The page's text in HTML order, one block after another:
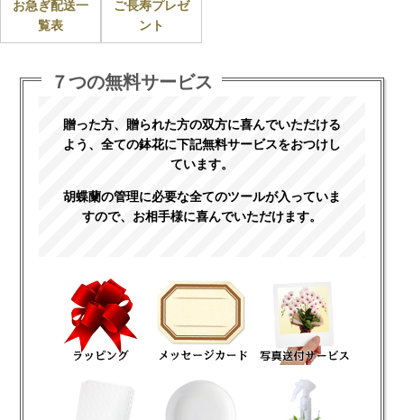
お急ぎ配送一
覧表
ご長寿プレゼ
ント
７つの無料サービス
贈った方、贈られた方の双方に喜んでいただける
よう、全ての鉢花に下記無料サービスをおつけし
ています。
胡蝶蘭の管理に必要な全てのツールが入っていま
すので、お相手様に喜んでいただけます。